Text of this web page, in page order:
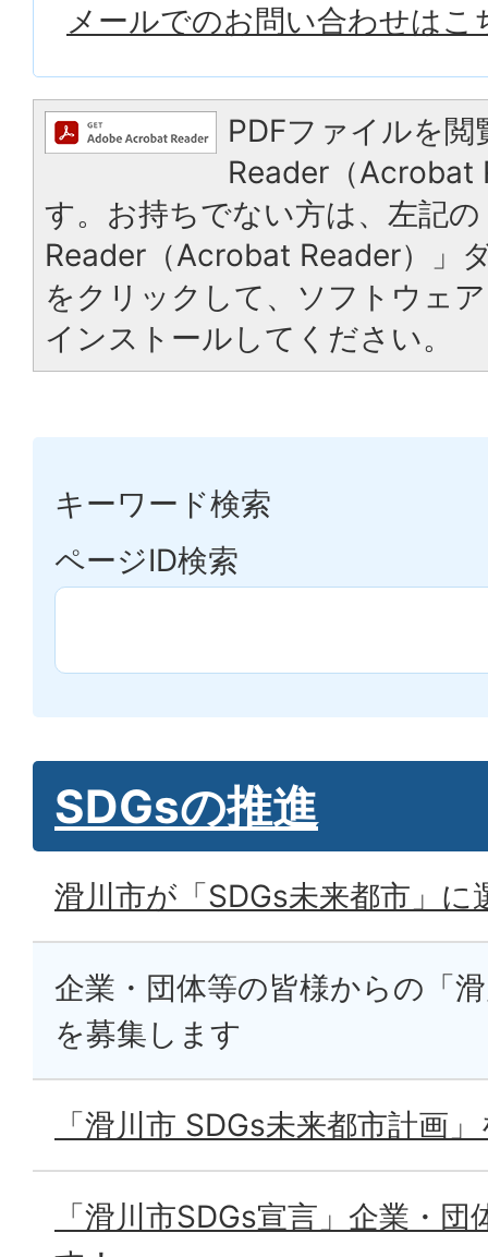
メールでのお問い合わせはこ
PDFファイルを
Reader（Acrobat
す。お持ちでない方は、左記
Reader（Acrobat Reader）」
をクリックして、ソフトウェ
インストールしてください。
キーワード検索
ページID検索
SDGsの推進
滑川市が「SDGs未来都市」に
企業・団体等の皆様からの「
を募集します
「滑川市 SDGs未来都市計画
「滑川市SDGs宣言」企業・